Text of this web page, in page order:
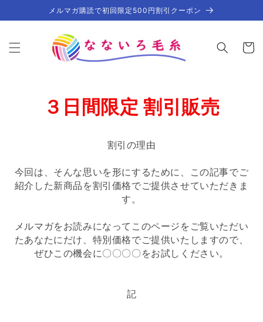
進む
メルマガ購読で初回限定500円割引クーポン
ー
３日間限定 割引販売
割引の理由
今回は、そんな思いを形にするために、この記事でご
紹介した新商品を割引価格でご提供させていただきま
す。
メルマガをお読みになってこのページをご覧いただい
たあなたにだけ、特別価格でご提供いたしますので、
ぜひこの機会に〇〇〇〇をお試しください。
記